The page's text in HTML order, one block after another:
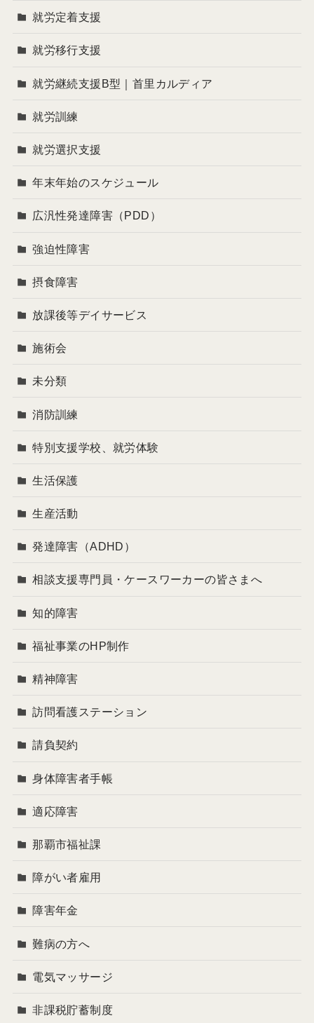
就労定着支援
就労移行支援
就労継続支援B型｜首里カルディア
就労訓練
就労選択支援
年末年始のスケジュール
広汎性発達障害（PDD）
強迫性障害
摂食障害
放課後等デイサービス
施術会
未分類
消防訓練
特別支援学校、就労体験
生活保護
生産活動
発達障害（ADHD）
相談支援専門員・ケースワーカーの皆さまへ
知的障害
福祉事業のHP制作
精神障害
訪問看護ステーション
請負契約
身体障害者手帳
適応障害
那覇市福祉課
障がい者雇用
障害年金
難病の方へ
電気マッサージ
非課税貯蓄制度